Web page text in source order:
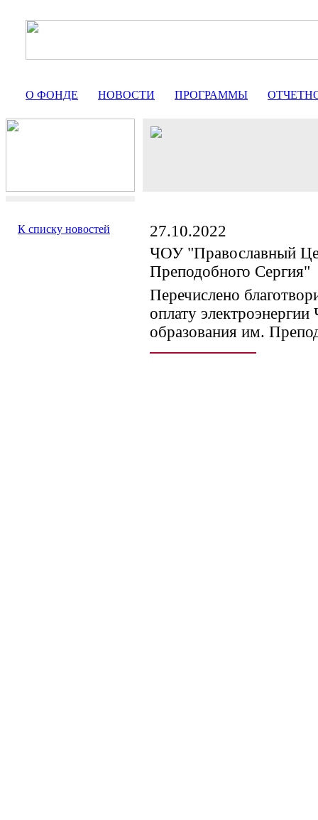
О ФОНДЕ НОВОСТИ ПРОГРАММЫ
К списку новостей
27.10.2022
ЧОУ "Православный
Преподобного Сергия"
Перечислено
оплату
образования им.